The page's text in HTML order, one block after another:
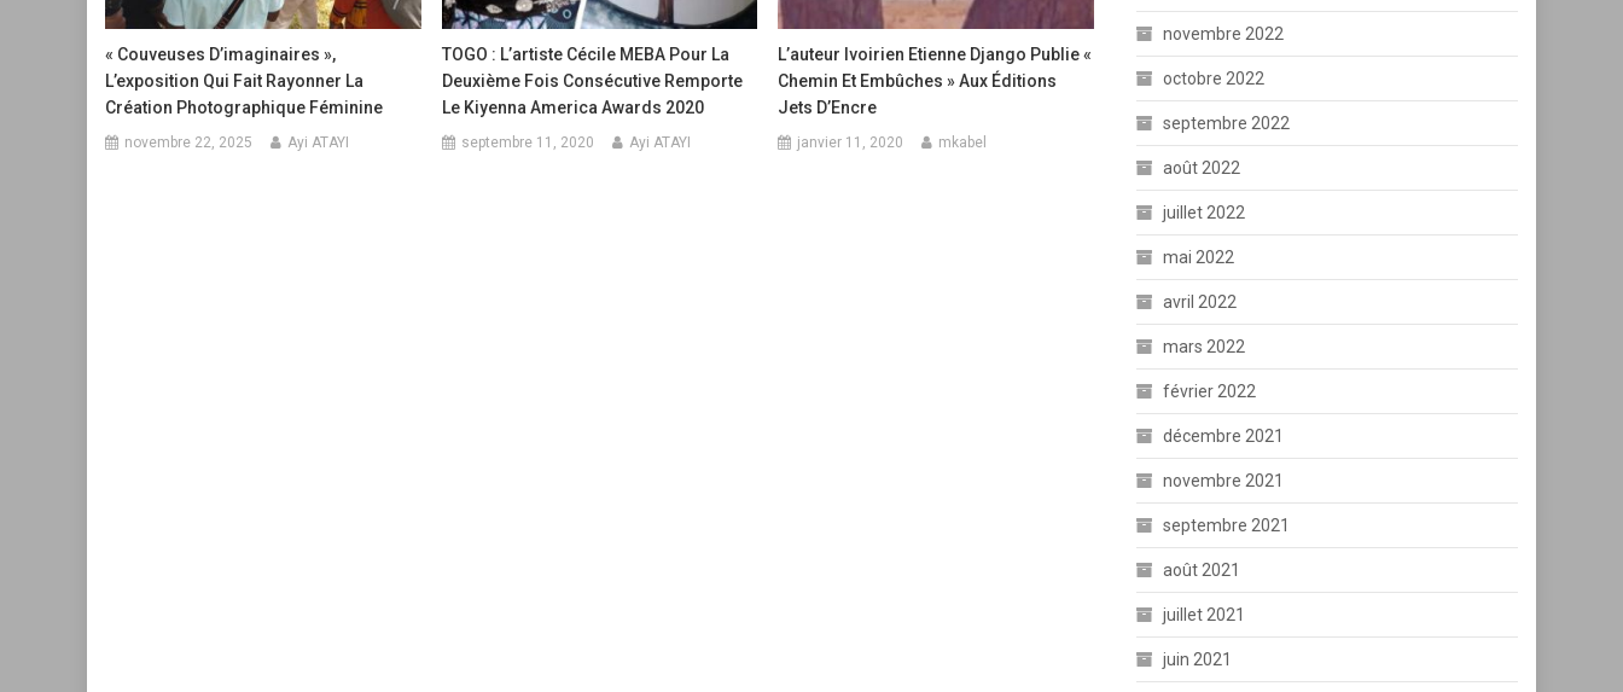
« Couveuses D’imaginaires »,
L’exposition Qui Fait Rayonner La
Création Photographique Féminine
novembre 22, 2025 Ayi ATAYI
TOGO : L’artiste Cécile MEBA Pour La
Deuxième Fois Consécutive Remporte
Le Kiyenna America Awards 2020
septembre 11, 2020 Ayi ATAYI
L’auteur Ivoirien Etienne Django Publie «
Chemin Et Embûches » Aux Éditions
Jets D’Encre
janvier 11, 2020 mkabel
novembre 2022
octobre 2022
septembre 2022
août 2022
juillet 2022
mai 2022
avril 2022
mars 2022
février 2022
décembre 2021
novembre 2021
septembre 2021
août 2021
juillet 2021
juin 2021